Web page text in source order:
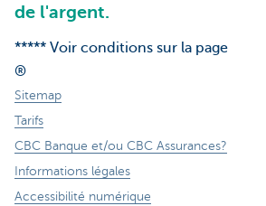
de l'argent.
***** Voir conditions sur la page
®
Sitemap
Tarifs
CBC Banque et/ou CBC Assurances?
Informations légales
Accessibilité numérique